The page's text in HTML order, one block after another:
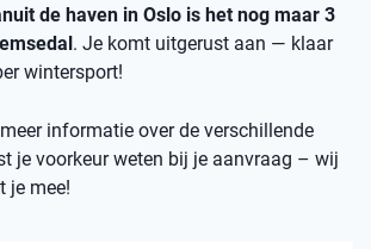
de haven in Oslo is het nog maar 3
. Je komt uitgerust aan — klaar
wintersport!
informatie over de verschillende
je voorkeur weten bij je aanvraag – wij
je mee!